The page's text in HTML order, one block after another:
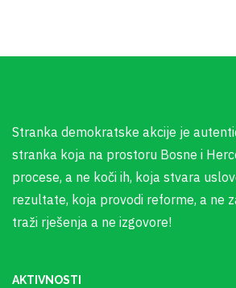
Stranka demokratske akcije je
stranka koja na prostoru Bosne i
procese, a ne koči ih, koja stvara
rezultate, koja provodi reforme, a ne
traži rješenja a ne izgovore!
AKTIVNOSTI